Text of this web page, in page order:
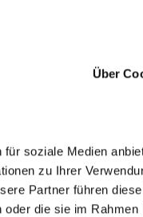
Über
soziale Medien
zu Ihrer
Partner führen
die sie im Rahmen